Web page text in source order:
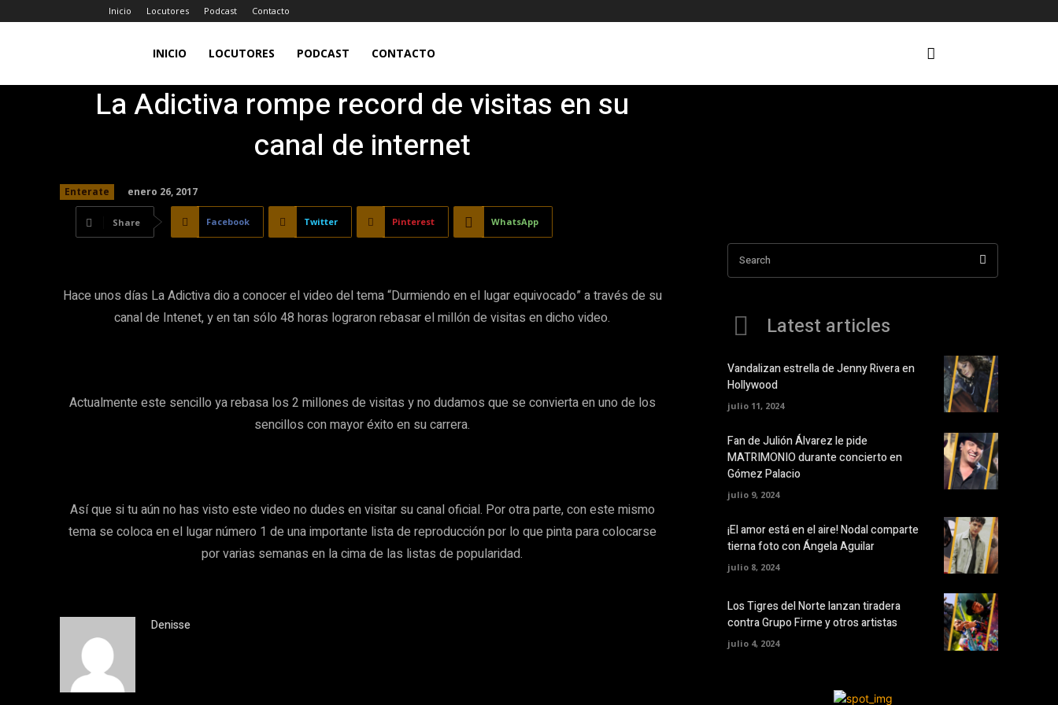
Inicio Locutores Podcast Contacto
JEFA
INICIO LOCUTORES PODCAST CONTACTO
La Adictiva rompe record de visitas en su
canal de internet
Enterate enero 26, 2017
Share Facebook Twitter Pinterest WhatsApp
Hace unos días La Adictiva dio a conocer el video del tema “Durmiendo en el lugar equivocado” a través de su
canal de Intenet, y en tan sólo 48 horas lograron rebasar el millón de visitas en dicho video.
Actualmente este sencillo ya rebasa los 2 millones de visitas y no dudamos que se convierta en uno de los
sencillos con mayor éxito en su carrera.
Así que si tu aún no has visto este video no dudes en visitar su canal oficial. Por otra parte, con este mismo
tema se coloca en el lugar número 1 de una importante lista de reproducción por lo que pinta para colocarse
por varias semanas en la cima de las listas de popularidad.
Denisse
Search
Latest articles
Vandalizan estrella de Jenny Rivera en
Hollywood
julio 11, 2024
Fan de Julión Álvarez le pide
MATRIMONIO durante concierto en
Gómez Palacio
julio 9, 2024
¡El amor está en el aire! Nodal comparte
tierna foto con Ángela Aguilar
julio 8, 2024
Los Tigres del Norte lanzan tiradera
contra Grupo Firme y otros artistas
julio 4, 2024